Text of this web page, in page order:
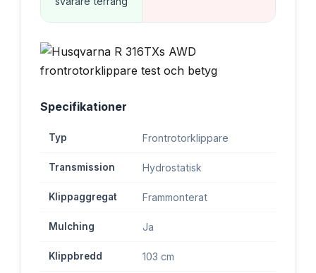
Specifikationer
Typ Frontrotorklippare
Transmission Hydrostatisk
Klippaggregat Frammonterat
Mulching Ja
Klippbredd 103 cm